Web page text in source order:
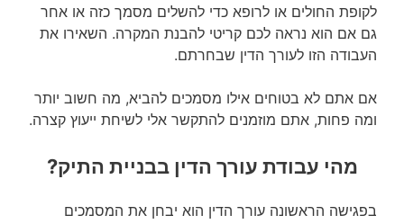
לקופת החולים או לרופא כדי להשלים מסמך כזה או אחר
גם אם הוא נראה לכם קריטי להבנת המקרה. השאירו את
העבודה הזו לעורך הדין שבחרתם.
אם אתם לא בטוחים אילו מסמכים להביא, מה חשוב יותר
ומה פחות, אתם מוזמנים להתקשר אלי לשיחת ייעוץ קצרה.
מהי עבודת עורך הדין בבניית התיק?
בפגישה הראשונה עורך הדין הוא יבחן את המסמכים